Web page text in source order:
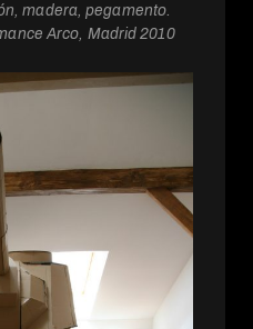
madera, pegamento.
Arco, Madrid 2010